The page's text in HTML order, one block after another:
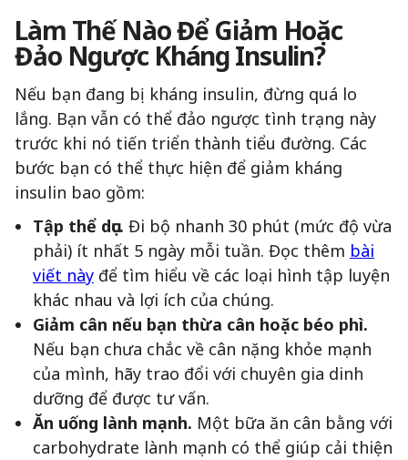
Làm Thế Nào Để Giảm Hoặc
Đảo Ngược Kháng Insulin?
Nếu bạn đang bị kháng insulin, đừng quá lo
lắng. Bạn vẫn có thể đảo ngược tình trạng này
trước khi nó tiến triển thành tiểu đường. Các
bước bạn có thể thực hiện để giảm kháng
insulin bao gồm:
Tập thể dục. Đi bộ nhanh 30 phút (mức độ vừa
phải) ít nhất 5 ngày mỗi tuần. Đọc thêm bài
viết này để tìm hiểu về các loại hình tập luyện
khác nhau và lợi ích của chúng.
Giảm cân nếu bạn thừa cân hoặc béo phì.
Nếu bạn chưa chắc về cân nặng khỏe mạnh
của mình, hãy trao đổi với chuyên gia dinh
dưỡng để được tư vấn.
Ăn uống lành mạnh. Một bữa ăn cân bằng với
carbohydrate lành mạnh có thể giúp cải thiện